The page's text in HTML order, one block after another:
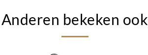
Anderen bekeken ook